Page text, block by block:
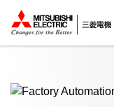
ここから本文